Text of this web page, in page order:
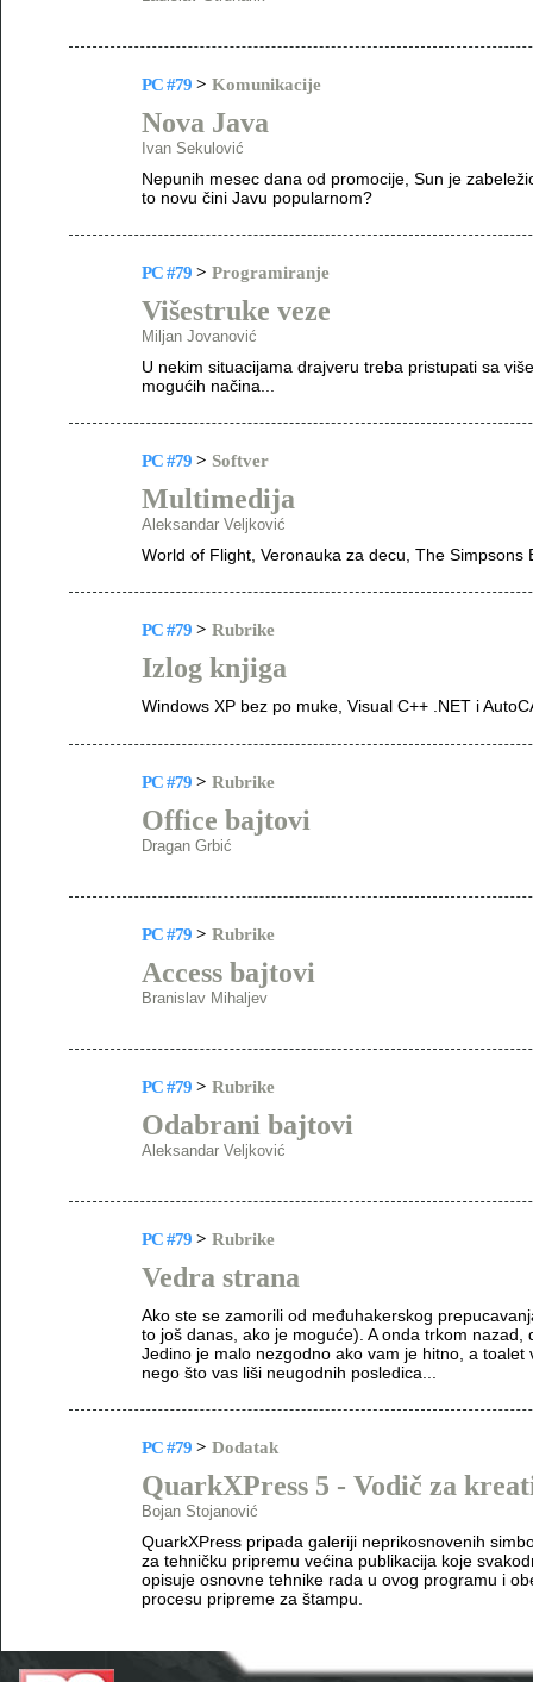
PC #79 > Komunikacije
Nova Java
Ivan Sekulović
Nepunih mesec dana od promocije, Sun je
to novu čini Javu popularnom?
PC #79 > Programiranje
Višestruke veze
Miljan Jovanović
U nekim situacijama drajveru treba pristupati sa
mogućih načina...
PC #79 > Softver
Multimedija
Aleksandar Veljković
World of Flight, Veronauka za decu, The Simpsons
PC #79 > Rubrike
Izlog knjiga
Windows XP bez po muke, Visual C++ .NET i
PC #79 > Rubrike
Office bajtovi
Dragan Grbić
PC #79 > Rubrike
Access bajtovi
Branislav Mihaljev
PC #79 > Rubrike
Odabrani bajtovi
Aleksandar Veljković
PC #79 > Rubrike
Vedra strana
Ako ste se zamorili od međuhakerskog
to još danas, ako je moguće). A onda trkom
Jedino je malo nezgodno ako vam je hitno, a
nego što vas liši neugodnih posledica...
PC #79 > Dodatak
QuarkXPress 5 - Vodič za
Bojan Stojanović
QuarkXPress pripada galeriji neprikosnovenih
za tehničku pripremu većina publikacija koje
opisuje osnovne tehnike rada u ovog programu i
procesu pripreme za štampu.